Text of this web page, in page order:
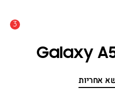
3
Galaxy
אחריות